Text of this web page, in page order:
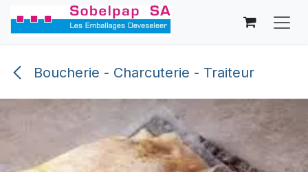
Se rendre au contenu
Boucherie - Charcuterie - Traiteur